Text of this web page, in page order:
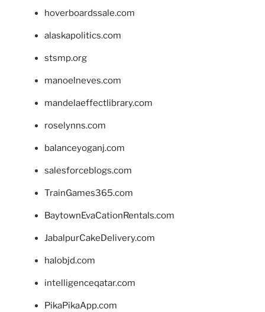
hoverboardssale.com
alaskapolitics.com
stsmp.org
manoelneves.com
mandelaeffectlibrary.com
roselynns.com
balanceyoganj.com
salesforceblogs.com
TrainGames365.com
BaytownEvaCationRentals.com
JabalpurCakeDelivery.com
halobjd.com
intelligenceqatar.com
PikaPikaApp.com